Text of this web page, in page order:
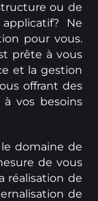
ou de
Ne
pour vous.
prête à vous
et la gestion
offrant des
à vos besoins
domaine de
de vous
réalisation de
de